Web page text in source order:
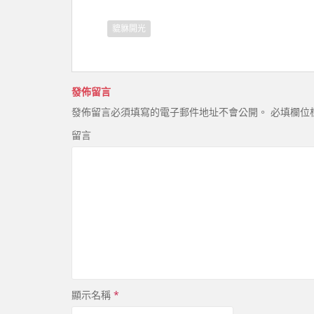
貔貅開光
發佈留言
發佈留言必須填寫的電子郵件地址不會公開。 必填欄位
留言
顯示名稱 *